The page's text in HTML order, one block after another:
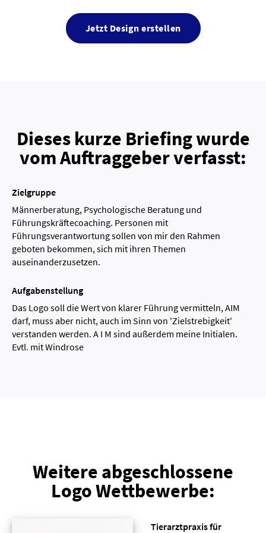
Jetzt Design erstellen
Dieses kurze Briefing wurde
vom Auftraggeber verfasst:
Zielgruppe
Männerberatung, Psychologische Beratung und
Führungskräftecoaching. Personen mit
Führungsverantwortung sollen von mir den Rahmen
geboten bekommen, sich mit ihren Themen
auseinanderzusetzen.
Aufgabenstellung
Das Logo soll die Wert von klarer Führung vermitteln, AIM
darf, muss aber nicht, auch im Sinn von 'Zielstrebigkeit'
verstanden werden. A I M sind außerdem meine Initialen.
Evtl. mit Windrose
Weitere abgeschlossene
Logo Wettbewerbe:
Tierarztpraxis für